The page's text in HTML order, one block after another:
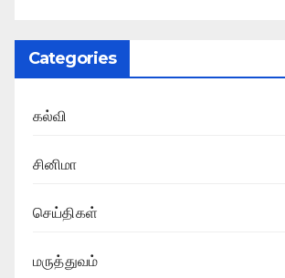
Categories
கல்வி
சினிமா
செய்திகள்
மருத்துவம்